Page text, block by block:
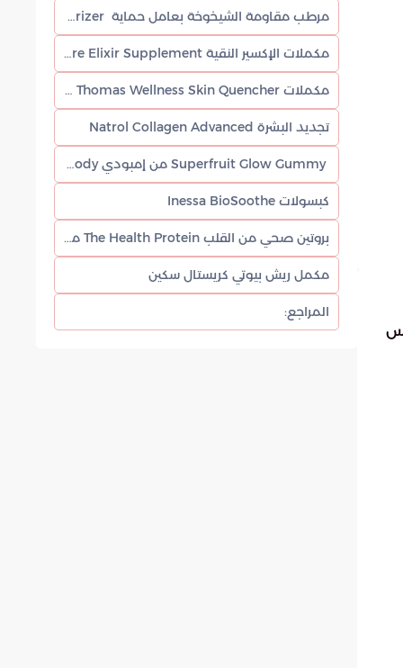
مرطب مقاومة الشيخوخة بعامل حماية Anti-Aging SPF 30 Moisturizer من سلامي Salameh
مكملات الإكسير النقية Pure Elixir Supplement
مكملات Simone Thomas Wellness Skin Quencher
تجديد البشرة Natrol Collagen Advanced
Superfruit Glow Gummy من إمبودي Embody
كبسولات Inessa BioSoothe
بروتين صحي من القلب The Health Protein من إننيرموست Innermost
مكمل ريش بيوتي كريستال سكين
المراجع: